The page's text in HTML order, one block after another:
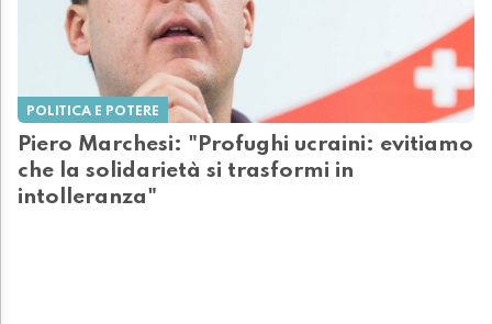
POLITICA E POTERE
Piero Marchesi: "Profughi ucraini: evitiamo
che la solidarietà si trasformi in
intolleranza"